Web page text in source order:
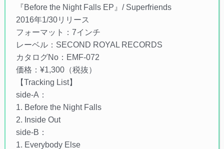
『Before the Night Falls EP』/ Superfriends
2016年1/30リリース
フォーマット：7インチ
レーベル：SECOND ROYAL RECORDS
カタログNo：EMF-072
価格：¥1,300（税抜）
【Tracking List】
side-A：
1. Before the Night Falls
2. Inside Out
side-B：
1. Everybody Else